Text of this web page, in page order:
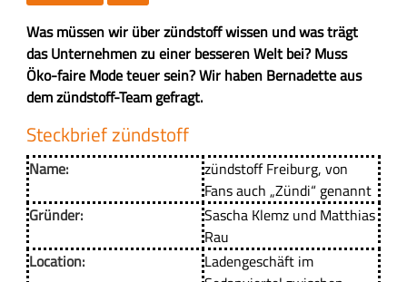
Z
u
s
a
m
e
n
f
a
s
s
Was müssen wir über zündstoff wissen und was trägt
das Unternehmen zu einer besseren Welt bei? Muss
Öko-faire Mode teuer sein? Wir haben Bernadette aus
dem zündstoff-Team gefragt.
H
a
u
p
t
-
I
Steckbrief zündstoff
Name:
zündstoff Freiburg, von
Fans auch „Zündi“ genannt
Gründer:
Sascha Klemz und Matthias
Rau
Location:
Ladengeschäft im